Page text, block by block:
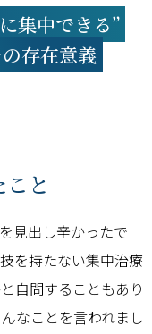
中できる” ―――
存在意義
こと
見出し辛かったで
を持たない集中治療
自問することもあり
なことを言われまし